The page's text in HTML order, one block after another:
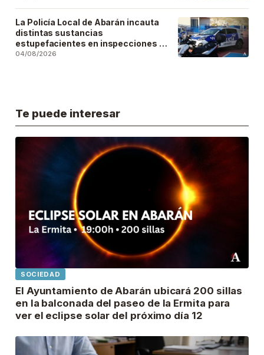
La Policía Local de Abarán incauta
distintas sustancias
estupefacientes en inspecciones a
locales públicos del municipio
04/08/2026
Te puede interesar
SOCIEDAD
El Ayuntamiento de Abarán ubicará 200 sillas
en la balconada del paseo de la Ermita para
ver el eclipse solar del próximo día 12